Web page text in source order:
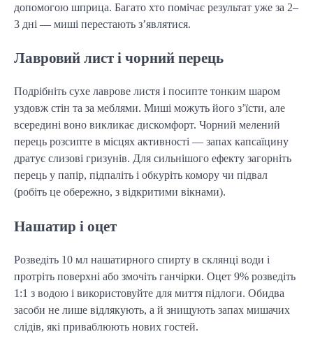
допомогою шприца. Багато хто помічає результат уже за 2–
3 дні — миші перестають з’являтися.
Лавровий лист і чорний перець
Подрібніть сухе лаврове листя і посипте тонким шаром
уздовж стін та за меблями. Миші можуть його з’їсти, але
всередині воно викликає дискомфорт. Чорний мелений
перець розсипте в місцях активності — запах капсаїцину
дратує слизові гризунів. Для сильнішого ефекту загорніть
перець у папір, підпаліть і обкуріть комору чи підвал
(робіть це обережно, з відкритими вікнами).
Нашатир і оцет
Розведіть 10 мл нашатирного спирту в склянці води і
протріть поверхні або змочіть ганчірки. Оцет 9% розведіть
1:1 з водою і використовуйте для миття підлоги. Обидва
засоби не лише відлякують, а й знищують запах мишачих
слідів, які приваблюють нових гостей.